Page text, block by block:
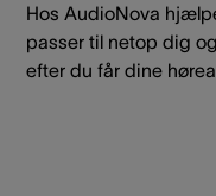
Hos AudioNova
passer til netop dig
efter du får dine